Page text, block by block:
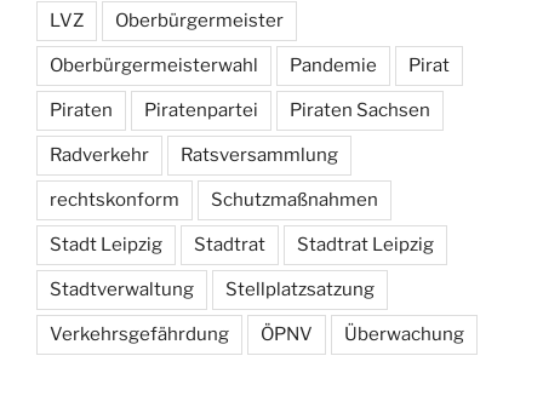
LVZ Oberbürgermeister
Oberbürgermeisterwahl Pandemie Pirat
Piraten Piratenpartei Piraten Sachsen
Radverkehr Ratsversammlung
rechtskonform Schutzmaßnahmen
Stadt Leipzig Stadtrat Stadtrat Leipzig
Stadtverwaltung Stellplatzsatzung
Verkehrsgefährdung ÖPNV Überwachung